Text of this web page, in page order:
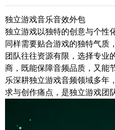
独立游戏音乐音效外包
独立游戏以独特的创意与个性
同样需要贴合游戏的独特气质
团队往往资源有限，选择专业
商，既能保障音频品质，又能
乐深耕独立游戏音频领域多年
求与创作痛点，是独立游戏团